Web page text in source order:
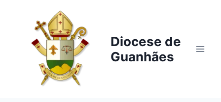
Conteúdo
Diocese de
Guanhães